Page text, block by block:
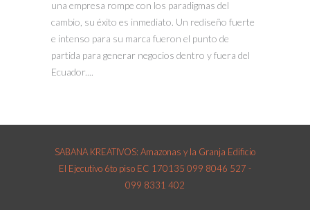
una empresa rompe con los paradigmas del
cambio, su éxito es inmediato. Un rediseño fuerte
e intenso para su marca fueron el punto de
partida para generar negocios dentro y fuera del
Ecuador....
SABANA KREATIVOS: Amazonas y la Granja Edificio
El Ejecutivo 6to piso EC 170135 099 8046 527 -
099 8331 402